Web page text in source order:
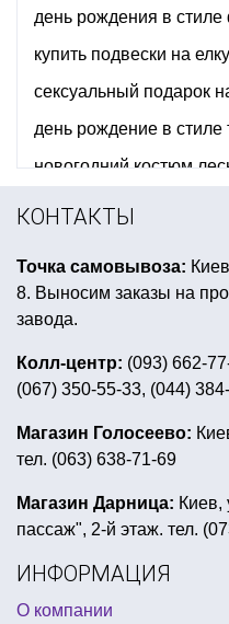
день рождения в стиле
купить подвески на елку
сексуальный подарок
день рождение в
новогодний костюм
прикольные подтяжки
настенные
день рождение в
воздушные шары на
букет из
макияж на хэллоуин
серпантин для
мексиканский день
оформление школьной
день рождение в стиле
карнавальные маски
КОНТАКТЫ
Точка самовывоза:
8. Выносим заказы на
завода.
Колл-центр: (093) 662-
(067) 350-55-33, (044)
Магазин Голосеево:
тел. (063) 638-71-69
Магазин Дарница: Киев,
пассаж", 2-й этаж. тел.
ИНФОРМАЦИЯ
О компании